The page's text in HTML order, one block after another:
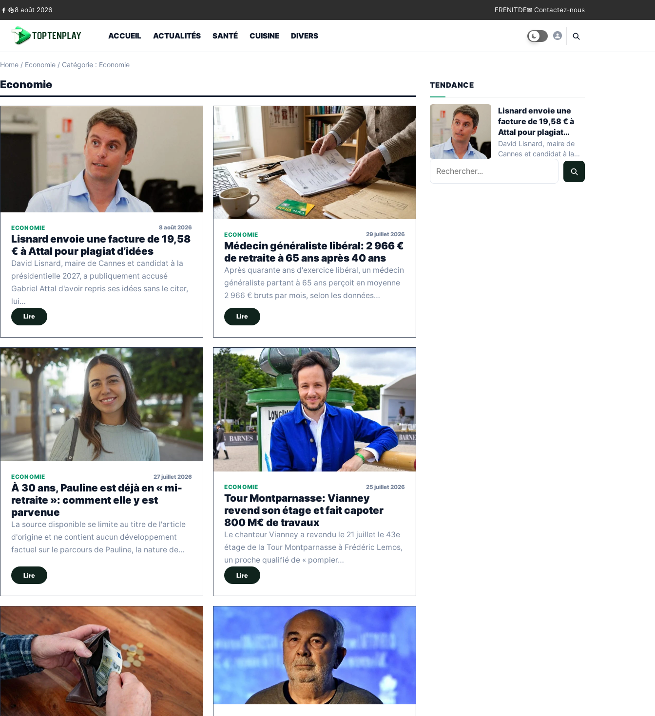
Skip to content
8 août 2026 FRENITDE✉ Contactez-nous
ACCUEIL ACTUALITÉS SANTÉ CUISINE DIVERS
Home / Economie / Catégorie : Economie
Economie
ECONOMIE 8 août 2026
Lisnard envoie une facture de 19,58
€ à Attal pour plagiat d’idées
David Lisnard, maire de Cannes et candidat à la
présidentielle 2027, a publiquement accusé
Gabriel Attal d'avoir repris ses idées sans le citer,
lui…
Lire
ECONOMIE 29 juillet 2026
Médecin généraliste libéral: 2 966 €
de retraite à 65 ans après 40 ans
Après quarante ans d'exercice libéral, un médecin
généraliste partant à 65 ans perçoit en moyenne
2 966 € bruts par mois, selon les données…
Lire
ECONOMIE 27 juillet 2026
À 30 ans, Pauline est déjà en « mi-
retraite »: comment elle y est
parvenue
La source disponible se limite au titre de l'article
d'origine et ne contient aucun développement
factuel sur le parcours de Pauline, la nature de…
Lire
ECONOMIE 25 juillet 2026
Tour Montparnasse: Vianney
revend son étage et fait capoter
800 M€ de travaux
Le chanteur Vianney a revendu le 21 juillet le 43e
étage de la Tour Montparnasse à Frédéric Lemos,
un proche qualifié de « pompier…
Lire
TENDANCE
Lisnard envoie une
facture de 19,58 € à
Attal pour plagiat
d’idées
David Lisnard, maire de
Cannes et candidat à la
présidentielle 2027, a
publiquement accusé…